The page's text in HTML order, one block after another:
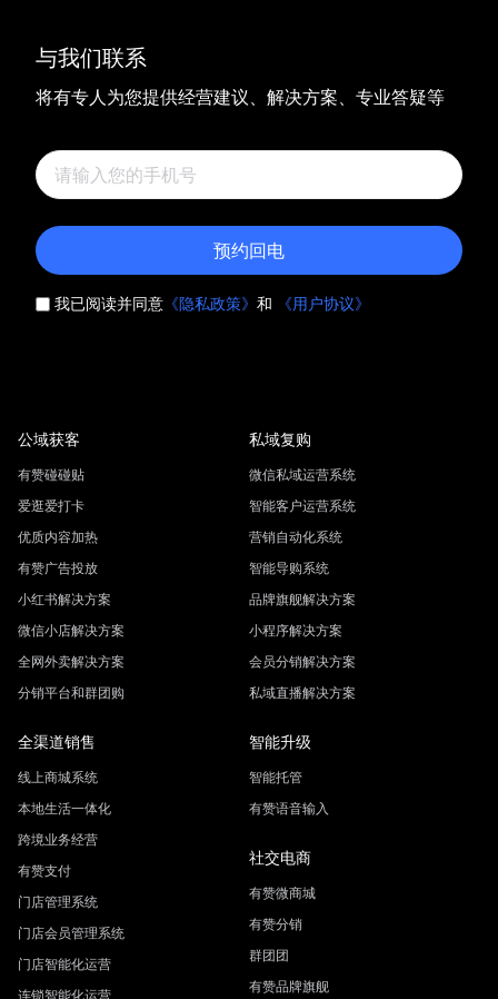
与我们联系
将有专人为您提供经营建议、解决方案、专业答疑等
预约回电
我已阅读并同意 《隐私政策》 和 《用户协议》
公域获客
有赞碰碰贴
爱逛爱打卡
优质内容加热
有赞广告投放
小红书解决方案
微信小店解决方案
全网外卖解决方案
分销平台和群团购
私域复购
微信私域运营系统
智能客户运营系统
营销自动化系统
智能导购系统
品牌旗舰解决方案
小程序解决方案
会员分销解决方案
私域直播解决方案
全渠道销售
线上商城系统
本地生活一体化
跨境业务经营
有赞支付
门店管理系统
门店会员管理系统
门店智能化运营
连锁智能化运营
智能升级
智能托管
有赞语音输入
社交电商
有赞微商城
有赞分销
群团团
有赞品牌旗舰